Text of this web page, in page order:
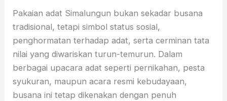
Pakaian adat Simalungun bukan sekadar busana
tradisional, tetapi simbol status sosial,
penghormatan terhadap adat, serta cerminan tata
nilai yang diwariskan turun-temurun. Dalam
berbagai upacara adat seperti pernikahan, pesta
syukuran, maupun acara resmi kebudayaan,
busana ini tetap dikenakan dengan penuh